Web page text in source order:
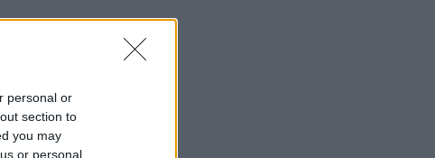
personal or
section to
you may
or personal